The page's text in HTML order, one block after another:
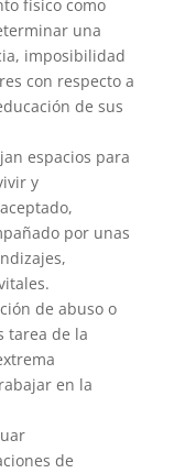
físico como
una
imposibilidad
con respecto a
de sus
espacios para
y
por unas
de abuso o
tarea de la
en la
de